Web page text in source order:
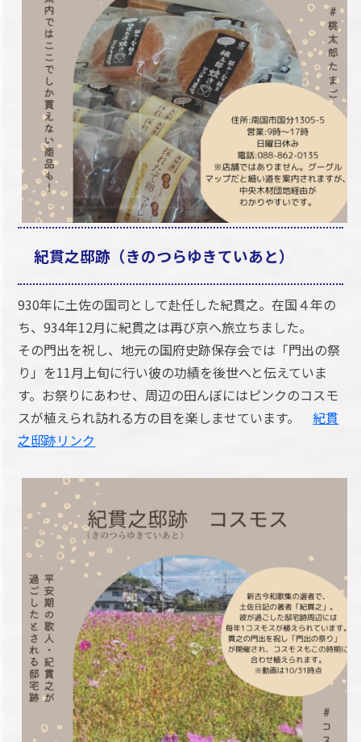
紀貫之邸跡（きのつらゆきていあと）
930年に土佐の国司として赴任した紀貫之。在国４年の
ち、934年12月に紀貫之は再び京へ旅立ちました。
その門出を祝し、地元の国府史跡保存会では「門出の祭
り」を11月上旬に行い彼の功績を後世へと伝えていま
す。お祭りにあわせ、周辺の田んぼにはピンクのコスモ
スが植えられ訪れる方の目を楽しませています。紀貫
之邸跡リンク